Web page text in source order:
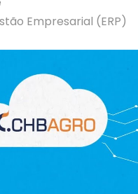
Empresarial (ERP)